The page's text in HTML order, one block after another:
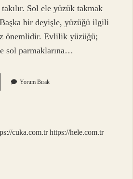
Sol ele yüzük takmak
bir deyişle, yüzüğü ilgili
önemlidir. Evlilik yüzüğü;
sol parmaklarına…
Yorum Bırak
cuka.com.tr https://hele.com.tr